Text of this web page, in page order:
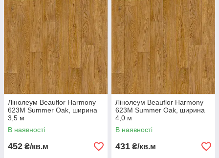
Лінолеум Beauflor Harmony
623M Summer Oak, ширина
3,5 м
В наявності
452 ₴/кв.м
Лінолеум Beauflor Harmony
623M Summer Oak, ширина
4,0 м
В наявності
431 ₴/кв.м